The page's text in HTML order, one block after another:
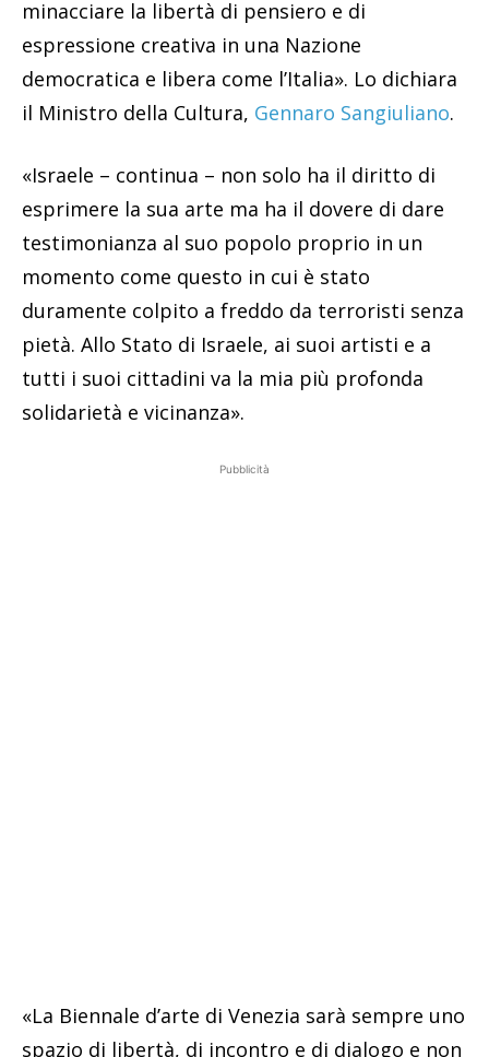
minacciare la libertà di pensiero e di
espressione creativa in una Nazione
democratica e libera come l’Italia». Lo dichiara
il Ministro della Cultura, Gennaro Sangiuliano.
«Israele – continua – non solo ha il diritto di
esprimere la sua arte ma ha il dovere di dare
testimonianza al suo popolo proprio in un
momento come questo in cui è stato
duramente colpito a freddo da terroristi senza
pietà. Allo Stato di Israele, ai suoi artisti e a
tutti i suoi cittadini va la mia più profonda
solidarietà e vicinanza».
Pubblicità
«La Biennale d’arte di Venezia sarà sempre uno
spazio di libertà, di incontro e di dialogo e non